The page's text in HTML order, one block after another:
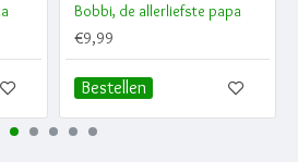
Bobbi, de allerliefste papa
€9,99
Bestellen